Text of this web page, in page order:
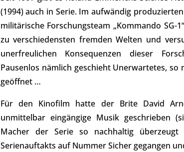
(1994) auch in Serie. Im aufwändig
militärische Forschungsteam „Kommando SG-
zu verschiedensten fremden Welten und
unerfreulichen Konsequenzen dieser
Pausenlos nämlich geschieht Unerwartetes,
geöffnet …
Für den Kinofilm hatte der Brite David
unmittelbar eingängige Musik geschrieben
Macher der Serie so nachhaltig
Serienauftakts auf Nummer Sicher gegangen